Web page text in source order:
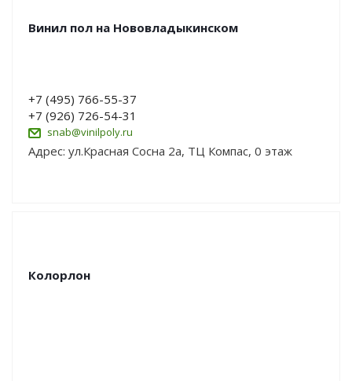
Винил пол на Нововладыкинском
+7 (495) 766-55-37
+7 (926) 726-54-31
snab@vinilpoly.ru
Адрес: ул.Красная Сосна 2а, ТЦ Компас, 0 этаж
Колорлон